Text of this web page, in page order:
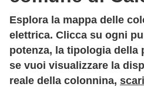
Esplora la mappa delle
elettrica. Clicca su ogni
potenza, la tipologia della
se vuoi visualizzare la
reale della colonnina,